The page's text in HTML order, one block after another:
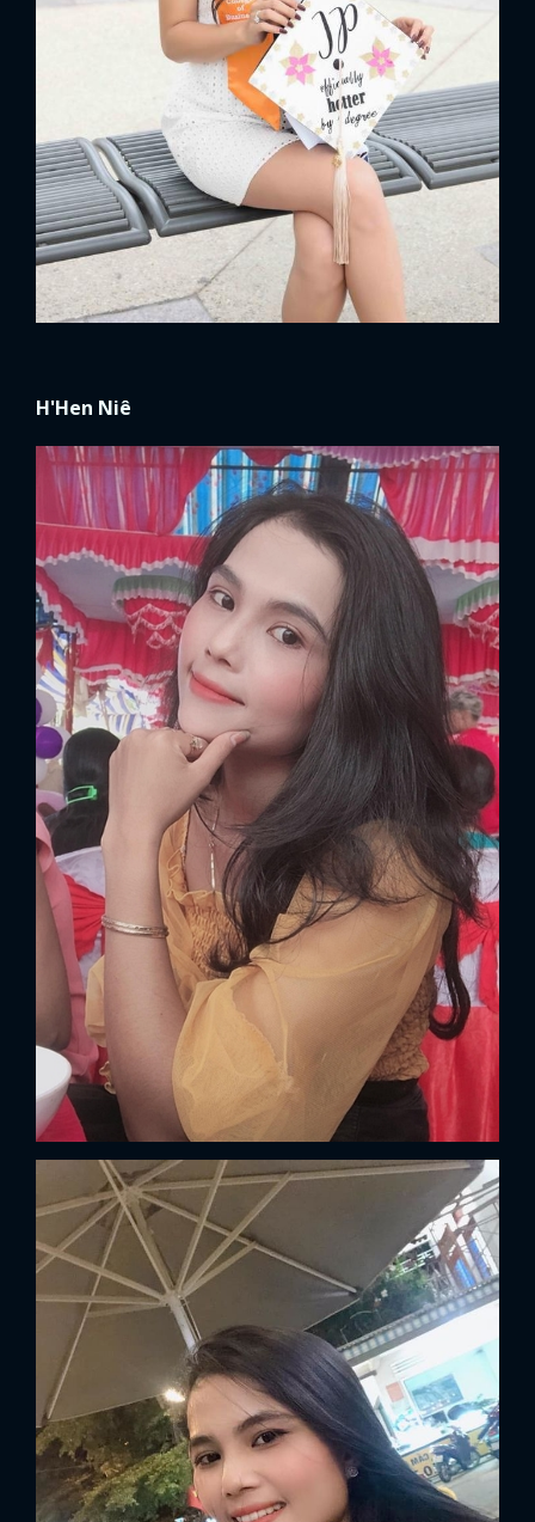
H'Hen Niê